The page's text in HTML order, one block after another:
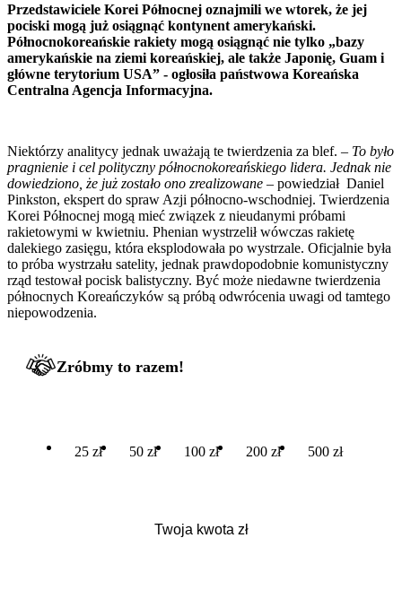
Przedstawiciele Korei Północnej oznajmili we wtorek, że jej
pociski mogą już osiągnąć kontynent amerykański.
Północnokoreańskie rakiety mogą osiągnąć nie tylko „bazy
amerykańskie na ziemi koreańskiej, ale także Japonię, Guam i
główne terytorium USA” - ogłosiła państwowa Koreańska
Centralna Agencja Informacyjna.
Niektórzy analitycy jednak uważają te twierdzenia za blef. – To było
pragnienie i cel polityczny północnokoreańskiego lidera. Jednak nie
dowiedziono, że już zostało ono zrealizowane – powiedział Daniel
Pinkston, ekspert do spraw Azji północno-wschodniej. Twierdzenia
Korei Północnej mogą mieć związek z nieudanymi próbami
rakietowymi w kwietniu. Phenian wystrzelił wówczas rakietę
dalekiego zasięgu, która eksplodowała po wystrzale. Oficjalnie była
to próba wystrzału satelity, jednak prawdopodobnie komunistyczny
rząd testował pocisk balistyczny. Być może niedawne twierdzenia
północnych Koreańczyków są próbą odwrócenia uwagi od tamtego
niepowodzenia.
Zróbmy to razem!
25 zł 50 zł 100 zł 200 zł 500 zł